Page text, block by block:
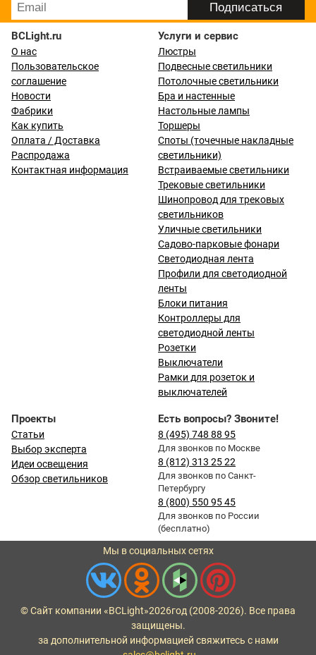
BCLight.ru
О нас
Пользовательское
соглашение
Новости
Фабрики
Как купить
Оплата / Доставка
Распродажа
Контактная информация
Услуги и сервис
Люстры
Подвесные светильники
Потолочные светильники
Бра и настенные
Настольные лампы
Торшеры
Споты (точечные накладные
светильники)
Встраиваемые светильники
Трековые светильники
Шинопровод для трековых
светильников
Уличные светильники
Садово-парковые фонари
Светодиодная лента
Профили для светодиодной
ленты
Блоки питания
Контроллеры для
светодиодной ленты
Розетки
Выключатели
Рамки для розеток и
выключателей
Проекты
Статьи
Выбор эксперта
Идеи освещения
Обзор светильников
Есть вопросы? Звоните!
8 (495) 748 88 95
Для звонков по Москве
8 (812) 313 25 22
Для звонков по Санкт-
Петербургу
8 (800) 550 95 45
Для звонков по России
(бесплатно)
Мы в социальных сетях
© Сайт компании «BCLight»2026год (2008-2026). Все права
защищены.
за дополнительной информацией свяжитесь с нами